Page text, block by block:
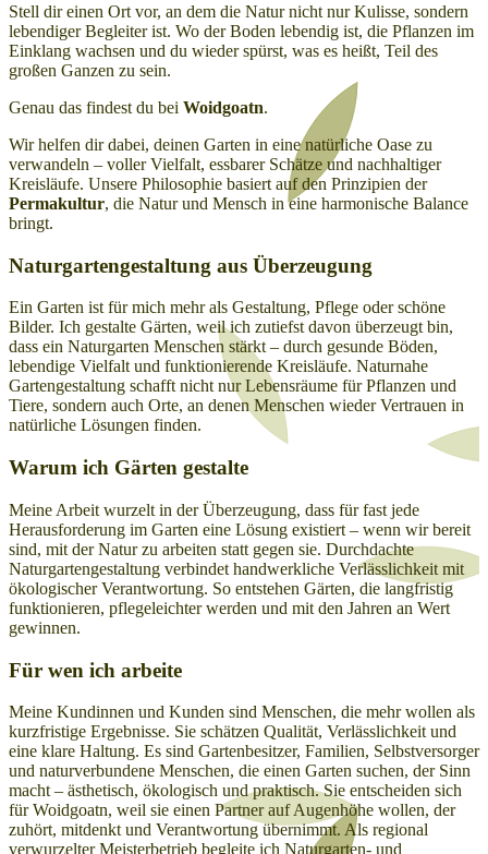
Stell dir einen Ort vor, an dem die Natur nicht nur Kulisse, sondern
lebendiger Begleiter ist. Wo der Boden lebendig ist, die Pflanzen im
Einklang wachsen und du wieder spürst, was es heißt, Teil des
großen Ganzen zu sein.
Genau das findest du bei Woidgoatn.
Wir helfen dir dabei, deinen Garten in eine natürliche Oase zu
verwandeln – voller Vielfalt, essbarer Schätze und nachhaltiger
Kreisläufe. Unsere Philosophie basiert auf den Prinzipien der
Permakultur, die Natur und Mensch in eine harmonische Balance
bringt.
Naturgartengestaltung aus Überzeugung
Ein Garten ist für mich mehr als Gestaltung, Pflege oder schöne
Bilder. Ich gestalte Gärten, weil ich zutiefst davon überzeugt bin,
dass ein Naturgarten Menschen stärkt – durch gesunde Böden,
lebendige Vielfalt und funktionierende Kreisläufe. Naturnahe
Gartengestaltung schafft nicht nur Lebensräume für Pflanzen und
Tiere, sondern auch Orte, an denen Menschen wieder Vertrauen in
natürliche Lösungen finden.
Warum ich Gärten gestalte
Meine Arbeit wurzelt in der Überzeugung, dass für fast jede
Herausforderung im Garten eine Lösung existiert – wenn wir bereit
sind, mit der Natur zu arbeiten statt gegen sie. Durchdachte
Naturgartengestaltung verbindet handwerkliche Verlässlichkeit mit
ökologischer Verantwortung. So entstehen Gärten, die langfristig
funktionieren, pflegeleichter werden und mit den Jahren an Wert
gewinnen.
Für wen ich arbeite
Meine Kundinnen und Kunden sind Menschen, die mehr wollen als
kurzfristige Ergebnisse. Sie schätzen Qualität, Verlässlichkeit und
eine klare Haltung. Es sind Gartenbesitzer, Familien, Selbstversorger
und naturverbundene Menschen, die einen Garten suchen, der Sinn
macht – ästhetisch, ökologisch und praktisch. Sie entscheiden sich
für Woidgoatn, weil sie einen Partner auf Augenhöhe wollen, der
zuhört, mitdenkt und Verantwortung übernimmt. Als regional
verwurzelter Meisterbetrieb begleite ich Naturgarten- und